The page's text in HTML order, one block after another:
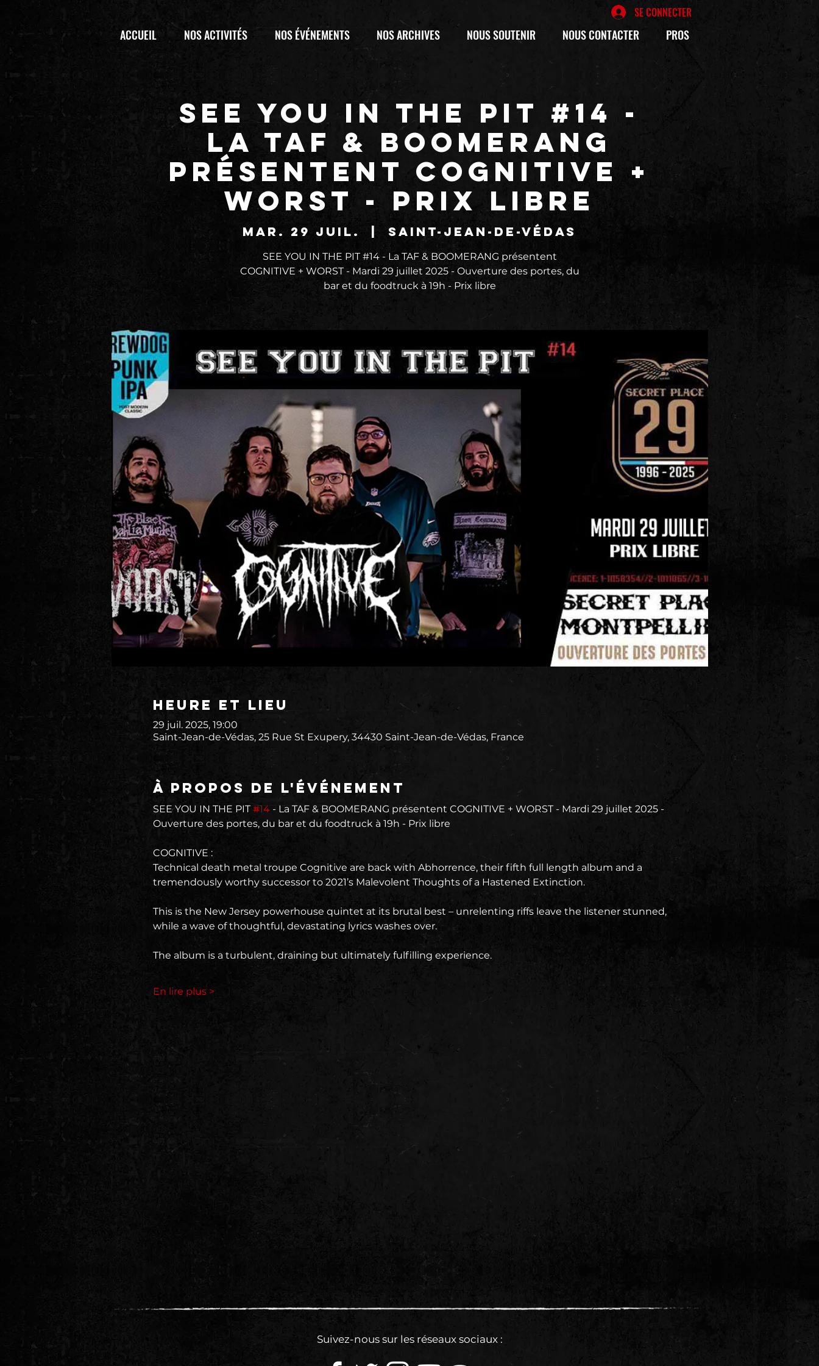
SE CONNECTER
ACCUEIL NOS ACTIVITÉS NOS ÉVÉNEMENTS NOS ARCHIVES NOUS SOUTENIR NOUS CONTACTER PROS
SEE YOU IN THE PIT #14 -
La TAF & BOOMERANG
présentent COGNITIVE +
WORST - Prix libre
mar. 29 juil. Saint-Jean-de-Védas
SEE YOU IN THE PIT #14 - La TAF & BOOMERANG présentent
COGNITIVE + WORST - Mardi 29 juillet 2025 - Ouverture des portes, du
Heure et lieu
29 juil. 2025, 19:00
Saint-Jean-de-Védas, 25 Rue St Exupery, 34430 Saint-Jean-de-Védas, France
À propos de l'événement
SEE YOU IN THE PIT #14 - La TAF & BOOMERANG présentent COGNITIVE + WORST - Mardi 29 juillet 2025 -
Ouverture des portes, du bar et du foodtruck à 19h - Prix libre
COGNITIVE :
Technical death metal troupe Cognitive are back with Abhorrence, their fifth full length album and a
tremendously worthy successor to 2021’s Malevolent Thoughts of a Hastened Extinction.
This is the New Jersey powerhouse quintet at its brutal best – unrelenting riffs leave the listener stunned,
while a wave of thoughtful, devastating lyrics washes over.
The album is a turbulent, draining but ultimately fulfilling experience.
En lire plus >
Suivez-nous sur les réseaux sociaux :